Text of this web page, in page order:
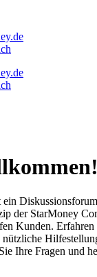
der StarMoney
Kunden. Erfahren
Ihre Fragen und